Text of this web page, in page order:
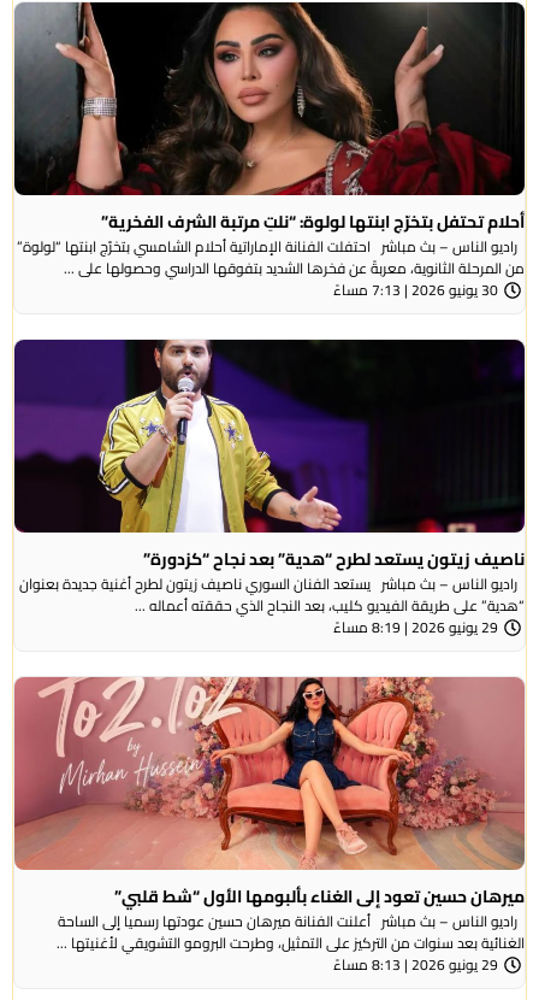
أحلام تحتفل بتخرّج ابنتها لولوة: “نلتِ مرتبة الشرف الفخرية”
راديو الناس – بث مباشر احتفلت الفنانة الإماراتية أحلام الشامسي بتخرّج ابنتها “لولوة”
من المرحلة الثانوية، معربةً عن فخرها الشديد بتفوقها الدراسي وحصولها على ...
30 يونيو 2026 | 7:13 مساءً
ناصيف زيتون يستعد لطرح “هدية” بعد نجاح “كزدورة”
راديو الناس – بث مباشر يستعد الفنان السوري ناصيف زيتون لطرح أغنية جديدة بعنوان
“هدية” على طريقة الفيديو كليب، بعد النجاح الذي حققته أعماله ...
29 يونيو 2026 | 8:19 مساءً
ميرهان حسين تعود إلى الغناء بألبومها الأول “شط قلبي”
راديو الناس – بث مباشر أعلنت الفنانة ميرهان حسين عودتها رسميا إلى الساحة
الغنائية بعد سنوات من التركيز على التمثيل، وطرحت البرومو التشويقي لأغنيتها ...
29 يونيو 2026 | 8:13 مساءً